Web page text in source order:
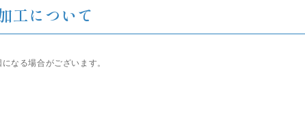
工について
なる場合がございます。